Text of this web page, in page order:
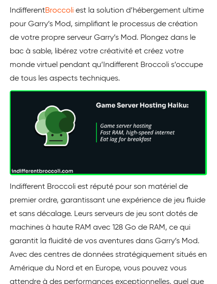
IndifferentBroccoli est la solution d’hébergement ultime
pour Garry’s Mod, simplifiant le processus de création
de votre propre serveur Garry’s Mod. Plongez dans le
bac à sable, libérez votre créativité et créez votre
monde virtuel pendant qu’Indifferent Broccoli s’occupe
de tous les aspects techniques.
Indifferent Broccoli est réputé pour son matériel de
premier ordre, garantissant une expérience de jeu fluide
et sans décalage. Leurs serveurs de jeu sont dotés de
machines à haute RAM avec 128 Go de RAM, ce qui
garantit la fluidité de vos aventures dans Garry’s Mod.
Avec des centres de données stratégiquement situés en
Amérique du Nord et en Europe, vous pouvez vous
attendre à des performances exceptionnelles, quel que